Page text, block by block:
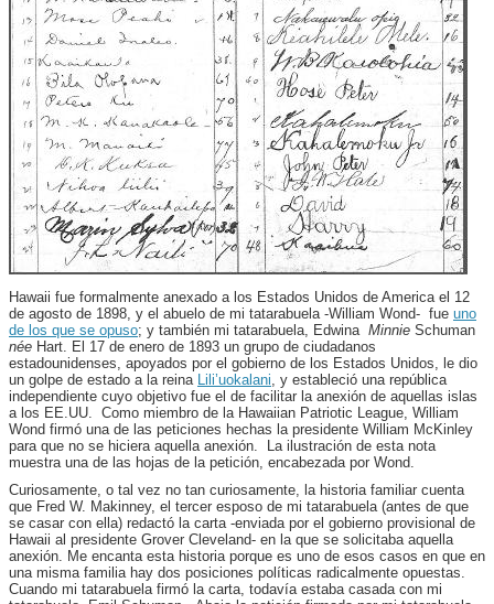
Hawaii fue formalmente anexado a los Estados Unidos de America el 12
de agosto de 1898, y el abuelo de mi tatarabuela -William Wond- fue uno
de los que se opuso; y también mi tatarabuela, Edwina Minnie Schuman
née Hart. El 17 de enero de 1893 un grupo de ciudadanos
estadounidenses, apoyados por el gobierno de los Estados Unidos, le dio
un golpe de estado a la reina Lili’uokalani, y estableció una república
independiente cuyo objetivo fue el de facilitar la anexión de aquellas islas
a los EE.UU. Como miembro de la Hawaiian Patriotic League, William
Wond firmó una de las peticiones hechas la presidente William McKinley
para que no se hiciera aquella anexión. La ilustración de esta nota
muestra una de las hojas de la petición, encabezada por Wond.
Curiosamente, o tal vez no tan curiosamente, la historia familiar cuenta
que Fred W. Makinney, el tercer esposo de mi tatarabuela (antes de que
se casar con ella) redactó la carta -enviada por el gobierno provisional de
Hawaii al presidente Grover Cleveland- en la que se solicitaba aquella
anexión. Me encanta esta historia porque es uno de esos casos en que en
una misma familia hay dos posiciones políticas radicalmente opuestas.
Cuando mi tatarabuela firmó la carta, todavía estaba casada con mi